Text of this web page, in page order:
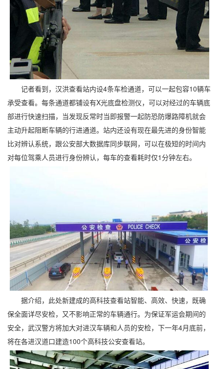
记者看到，汉洪查看站内设4条车检通道，可以一起包容10辆车
承受查看。每条通道都铺设有X光底盘检测仪，可以对经过的车辆底
部进行快速扫描，当发现反常时当即报警一起防恐防爆路障机就会
主动升起阻断车辆的行进通道。站内还设有现在最先进的身份智能
比对辨认系统，跟公安部大数据库同步联网，可以在极短的时间内
对每位驾乘人员进行身份辨认，每车的查看耗时仅1分钟左右。
据介绍，此处新建成的高科技查看站智能、高效、快速，既确
保全面详尽安检，又不影响正常的车辆通行。为保证军运会期间的
安全，武汉警方将加大对进汉车辆和人员的安检，下一年4月底前，
将在各进汉道口建造100个高科技公安查看站。